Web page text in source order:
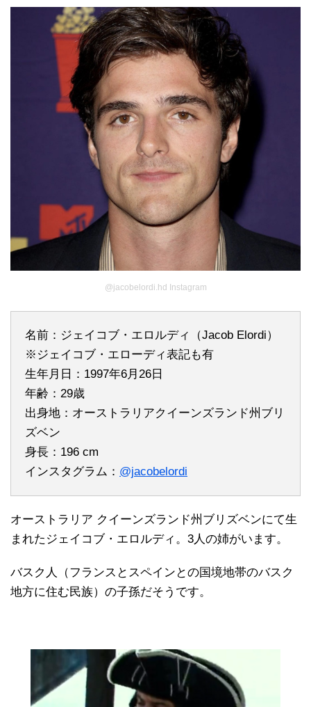
@jacobelordi.hd Instagram
名前：ジェイコブ・エロルディ（Jacob Elordi）
※ジェイコブ・エローディ表記も有
生年月日：1997年6月26日
年齢：29歳
出身地：オーストラリアクイーンズランド州ブリ
ズベン
身長：196 cm
インスタグラム： @jacobelordi
オーストラリア クイーンズランド州ブリズベンにて生
まれたジェイコブ・エロルディ。3人の姉がいます。
バスク人（フランスとスペインとの国境地帯のバスク
地方に住む民族）の子孫だそうです。